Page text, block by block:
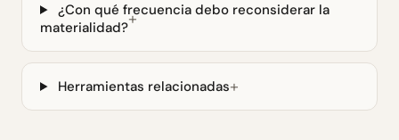
¿Con qué frecuencia debo reconsiderar la
materialidad?
Herramientas relacionadas